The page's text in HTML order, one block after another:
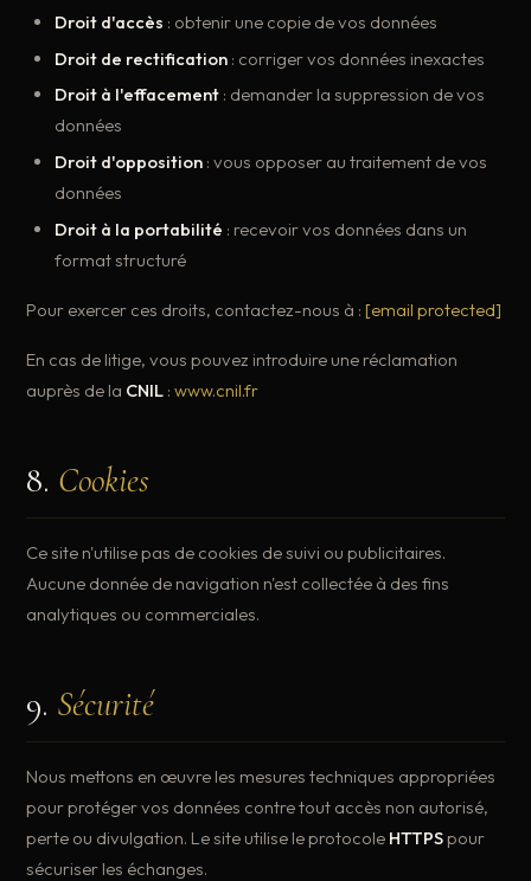
Droit d'accès : obtenir une copie de vos données
Droit de rectification : corriger vos données inexactes
Droit à l'effacement : demander la suppression de vos
données
Droit d'opposition : vous opposer au traitement de vos
données
Droit à la portabilité : recevoir vos données dans un
format structuré
Pour exercer ces droits, contactez-nous à :[email protected]
En cas de litige, vous pouvez introduire une réclamation
auprès de la CNIL :www.cnil.fr
8. Cookies
Ce site n'utilise pas de cookies de suivi ou publicitaires.
Aucune donnée de navigation n'est collectée à des fins
analytiques ou commerciales.
9. Sécurité
Nous mettons en œuvre les mesures techniques appropriées
pour protéger vos données contre tout accès non autorisé,
perte ou divulgation. Le site utilise le protocole HTTPSpour
sécuriser les échanges.